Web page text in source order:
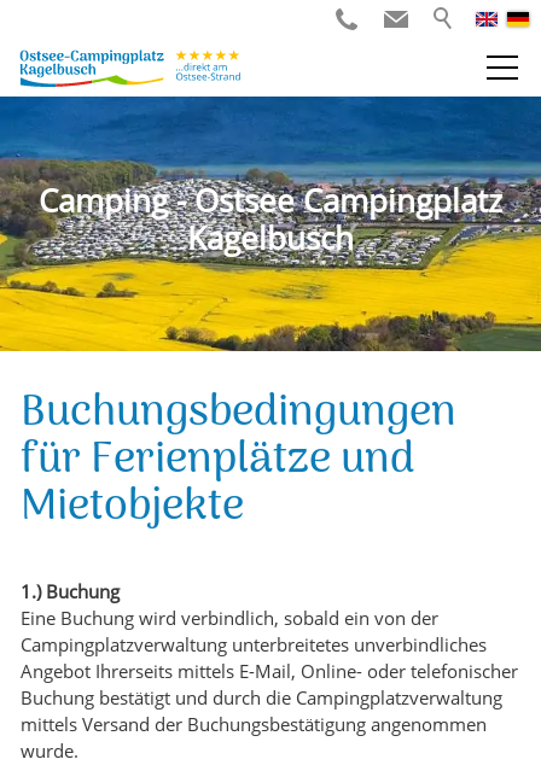
Camping - Ostsee Campingplatz
Kagelbusch
Buchungsbedingungen
für Ferienplätze und
Mietobjekte
1.) Buchung
Eine Buchung wird verbindlich, sobald ein von der
Campingplatzverwaltung unterbreitetes unverbindliches
Angebot Ihrerseits mittels E-Mail, Online- oder telefonischer
Buchung bestätigt und durch die Campingplatzverwaltung
mittels Versand der Buchungsbestätigung angenommen
wurde.